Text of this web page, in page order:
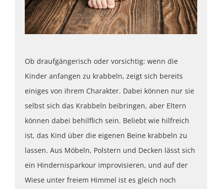
Ob draufgängerisch oder vorsichtig: wenn die
Kinder anfangen zu krabbeln, zeigt sich bereits
einiges von ihrem Charakter. Dabei können nur sie
selbst sich das Krabbeln beibringen, aber Eltern
können dabei behilflich sein. Beliebt wie hilfreich
ist, das Kind über die eigenen Beine krabbeln zu
lassen. Aus Möbeln, Polstern und Decken lässt sich
ein Hindernisparkour improvisieren, und auf der
Wiese unter freiem Himmel ist es gleich noch